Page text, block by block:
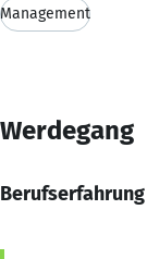
Management
Werdegang